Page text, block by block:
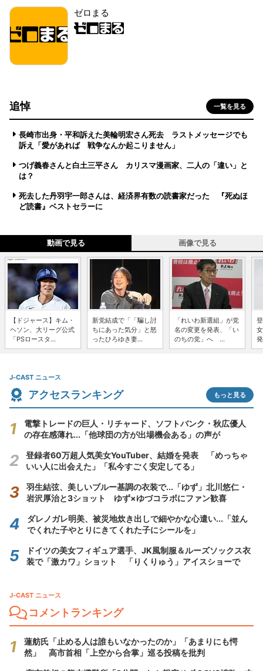
ゼロまる
追悼 一覧を見る
長崎市出身・平和訴えた美輪明宏さん死去 ラストメッセージでも
訴え「愛があれば 戦争なんか起こりません」
つげ義春さんと白土三平さん カリスマ漫画家、二人の「違い」と
は？
死去した丹羽宇一郎さんは、経済界有数の読書家だった 『死ぬほ
ど読書』ベストセラーに
動画で見る 画像で見る
【ドジャース】キム・
ヘソン、大リーグ公式
「PSロースタ...
新党結成で「「騙し討
ちにあった気分」と怒
ったひろゆき妻...
「れいわ新選組」が党
名の変更を発表、「い
のちの党」へ ...
J-CAST ニュース
アクセスランキング もっと見る
電撃トレードの巨人・リチャード、ソフトバンク・秋広優人
の存在感薄れ...「他球団の方が出場機会ある」の声が
登録者60万超人気美女YouTuber、結婚を発表 「めっちゃ
いい人に出会えた」「私今すごく安定してる」
羽生結弦、美しいブルー基調の衣装で...「ゆず」北川悠仁・
岩沢厚治と3ショット ゆず×ゆづコラボにファン歓喜
ダレノガレ明美、被災地炊き出しで細やかな心遣い...「並ん
でくれた子やとりにきてくれた子にシールを」
ドイツの美女フィギュア選手、JK風制服＆ルーズソックス衣
装で「激カワ」ショット 「りくりゅう」アイスショーで
J-CAST ニュース
コメントランキング
蓮舫氏「止める人は誰もいなかったのか」「あまりにも愕
然」 高市首相「上空から合掌」巡る投稿を批判